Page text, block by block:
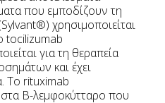
που εμποδίζουν τη
χρησιμοποιείται
tocilizumab
για τη θεραπεία
και έχει
Το rituximab
Β-λεμφοκύτταρο που